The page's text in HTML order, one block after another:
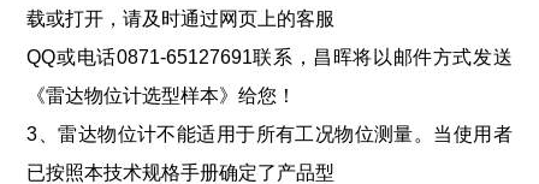
载或打开，请及时通过网页上的客服
QQ或电话0871-65127691联系，昌晖将以邮件方式发送
《雷达物位计选型样本》给您！
3、雷达物位计不能适用于所有工况物位测量。 当使用者
已按照本技术规格手册确定了产品型